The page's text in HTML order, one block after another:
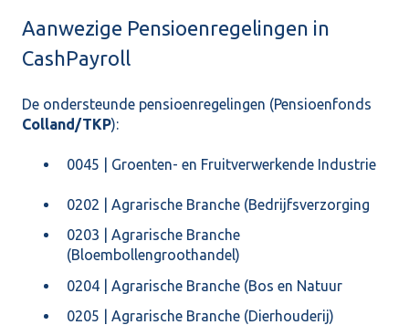
Aanwezige Pensioenregelingen in
CashPayroll
De ondersteunde pensioenregelingen (Pensioenfonds
Colland/TKP):
0045 | Groenten- en Fruitverwerkende Industrie
0202 | Agrarische Branche (Bedrijfsverzorging
0203 | Agrarische Branche
(Bloembollengroothandel)
0204 | Agrarische Branche (Bos en Natuur
0205 | Agrarische Branche (Dierhouderij)